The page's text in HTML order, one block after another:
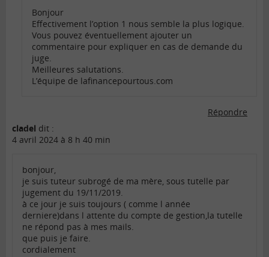
Bonjour
Effectivement l’option 1 nous semble la plus logique.
Vous pouvez éventuellement ajouter un
commentaire pour expliquer en cas de demande du
juge.
Meilleures salutations.
L’équipe de lafinancepourtous.com
Répondre
cladel dit :
4 avril 2024 à 8 h 40 min
bonjour,
je suis tuteur subrogé de ma mère, sous tutelle par
jugement du 19/11/2019.
à ce jour je suis toujours ( comme l année
derniere)dans l attente du compte de gestion,la tutelle
ne répond pas à mes mails.
que puis je faire.
cordialement